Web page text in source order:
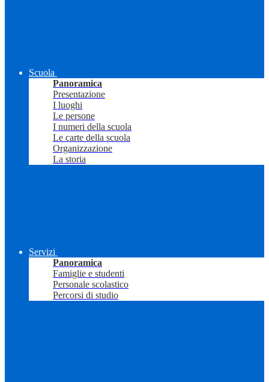
Scuola
Panoramica
Presentazione
I luoghi
Le persone
I numeri della scuola
Le carte della scuola
Organizzazione
La storia
Servizi
Panoramica
Famiglie e studenti
Personale scolastico
Percorsi di studio